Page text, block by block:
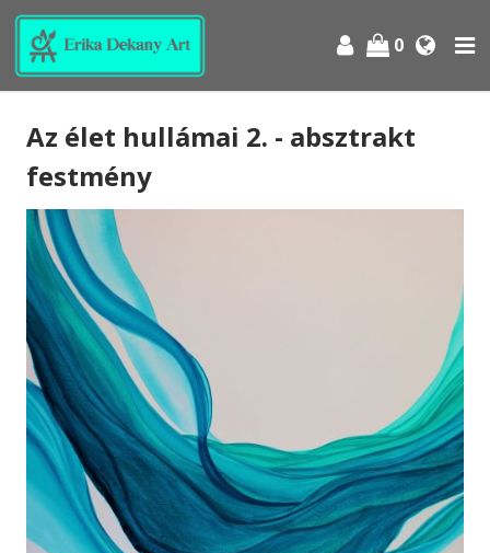
0
Az élet hullámai 2. - absztrakt
festmény